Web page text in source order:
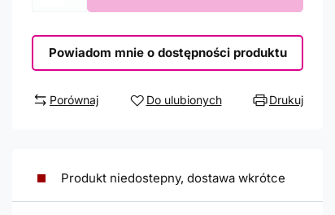
Powiadom mnie o dostępności produktu
Porównaj Do ulubionych Drukuj
Produkt niedostepny, dostawa wkrótce